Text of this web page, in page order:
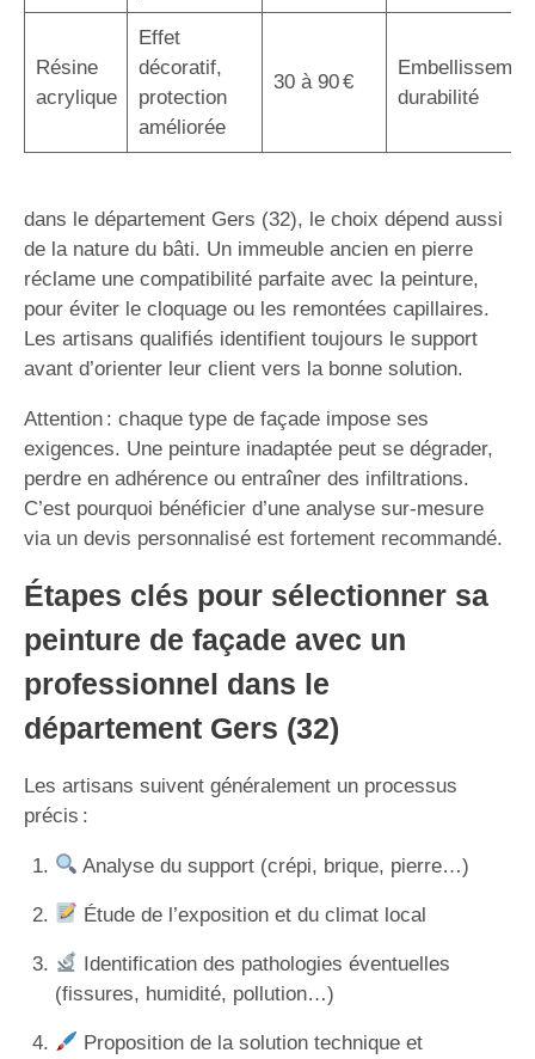
Résine
acrylique
Effet
décoratif,
protection
améliorée
30 à 90 €
durabilité
dans le département Gers (32), le choix dépend aussi
de la nature du bâti. Un immeuble ancien en pierre
réclame une compatibilité parfaite avec la peinture,
pour éviter le cloquage ou les remontées capillaires.
Les artisans qualifiés identifient toujours le support
avant d’orienter leur client vers la bonne solution.
Attention : chaque type de façade impose ses
exigences. Une peinture inadaptée peut se dégrader,
perdre en adhérence ou entraîner des infiltrations.
C’est pourquoi bénéficier d’une analyse sur-mesure
via un devis personnalisé est fortement recommandé.
Étapes clés pour sélectionner sa
peinture de façade avec un
professionnel dans le
département Gers (32)
Les artisans suivent généralement un processus
précis :
Analyse du support (crépi, brique, pierre…)
Étude de l’exposition et du climat local
Identification des pathologies éventuelles
(fissures, humidité, pollution…)
Proposition de la solution technique et